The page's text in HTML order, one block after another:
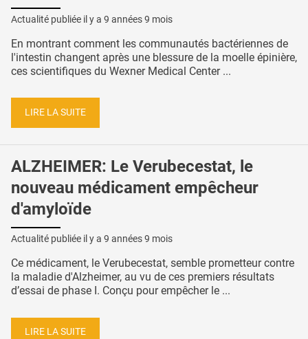
Actualité publiée il y a 9 années 9 mois
En montrant comment les communautés bactériennes de
l'intestin changent après une blessure de la moelle épinière,
ces scientifiques du Wexner Medical Center ...
LIRE LA SUITE
ALZHEIMER: Le Verubecestat, le
nouveau médicament empêcheur
d'amyloïde
Actualité publiée il y a 9 années 9 mois
Ce médicament, le Verubecestat, semble prometteur contre
la maladie d'Alzheimer, au vu de ces premiers résultats
d’essai de phase I. Conçu pour empêcher le ...
LIRE LA SUITE